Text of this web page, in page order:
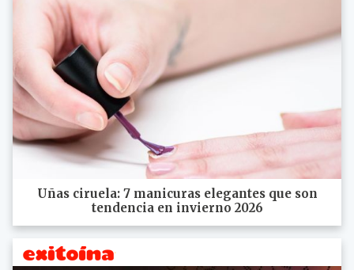
Uñas ciruela: 7 manicuras elegantes que son
tendencia en invierno 2026